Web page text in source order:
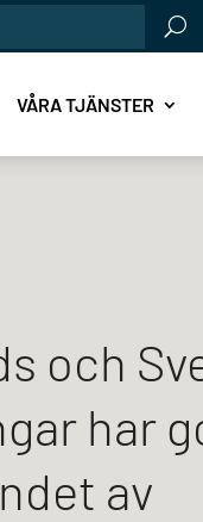
VÅRA TJÄNSTER
och
har
av